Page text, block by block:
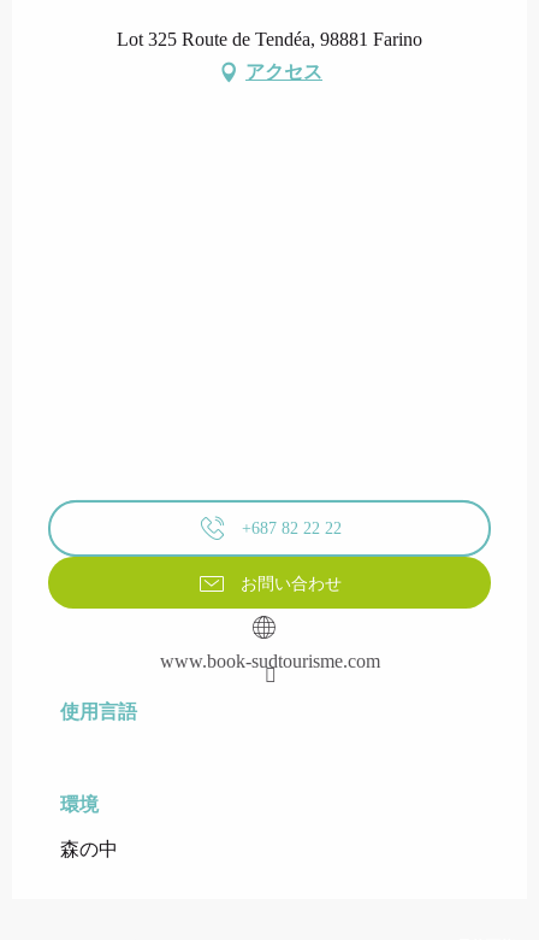
Lot 325 Route de Tendéa, 98881 Farino
アクセス
+687 82 22 22
お問い合わせ
www.book-sudtourisme.com
使用言語
使用言語
環境
環境
森の中